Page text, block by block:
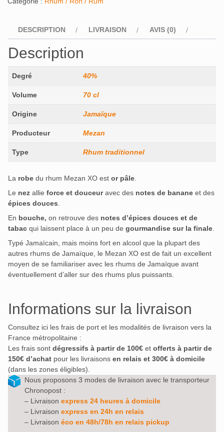
DESCRIPTION LIVRAISON AVIS (0)
Description
Degré 40%
Volume 70 cl
Origine Jamaïque
Producteur Mezan
Type Rhum traditionnel
La robe du rhum Mezan XO est or pâle.
Le nez allie force et douceuravec des notes de banane et des
épices douces.
En bouche, on retrouve des notes d’épices douces et de
tabac qui laissent place à un peu de gourmandise sur la finale.
Typé Jamaïcain, mais moins fort en alcool que la plupart des
autres rhums de Jamaïque, le Mezan XO est de fait un excellent
moyen de se familiariser avec les rhums de Jamaïque avant
éventuellement d’aller sur des rhums plus puissants.
Informations sur la livraison
Consultez ici les frais de port et les modalités de livraison vers la
France métropolitaine :
Les frais sont dégressifs à partir de 100€ et offerts à partir de
150€ d’achat pour les livraisons en relais et 300€ à domicile
(dans les zones éligibles).
Nous proposons 3 modes de livraison avec le transporteur
Chronopost :
– Livraison express 24 heures à domicile
– Livraison express en 24h en relais
– Livraison éco en 48h/78h en relais pickup